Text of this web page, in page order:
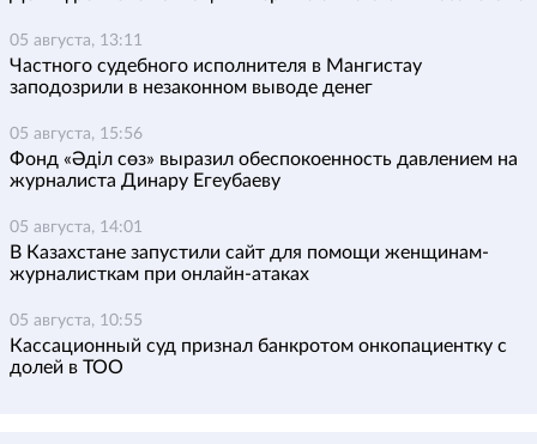
05 августа, 13:11
Частного судебного исполнителя в Мангистау
заподозрили в незаконном выводе денег
05 августа, 15:56
Фонд «Әділ сөз» выразил обеспокоенность давлением на
журналиста Динару Егеубаеву
05 августа, 14:01
В Казахстане запустили сайт для помощи женщинам-
журналисткам при онлайн-атаках
05 августа, 10:55
Кассационный суд признал банкротом онкопациентку с
долей в ТОО